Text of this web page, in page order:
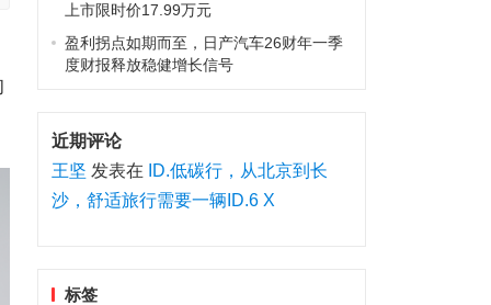
上市限时价17.99万元
盈利拐点如期而至，日产汽车26财年一季
度财报释放稳健增长信号
近期评论
王坚 发表在
ID.低碳行，从北京到长
沙，舒适旅行需要一辆ID.6 X
标签